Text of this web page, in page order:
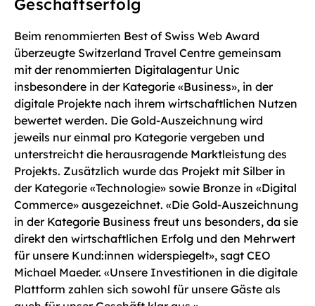
Geschäftserfolg
Beim renommierten Best of Swiss Web Award
überzeugte Switzerland Travel Centre gemeinsam
mit der renommierten Digitalagentur Unic
insbesondere in der Kategorie «Business», in der
digitale Projekte nach ihrem wirtschaftlichen Nutzen
bewertet werden. Die Gold-Auszeichnung wird
jeweils nur einmal pro Kategorie vergeben und
unterstreicht die herausragende Marktleistung des
Projekts. Zusätzlich wurde das Projekt mit Silber in
der Kategorie «Technologie» sowie Bronze in «Digital
Commerce» ausgezeichnet. «Die Gold-Auszeichnung
in der Kategorie Business freut uns besonders, da sie
direkt den wirtschaftlichen Erfolg und den Mehrwert
für unsere Kund:innen widerspiegelt», sagt CEO
Michael Maeder. «Unsere Investitionen in die digitale
Plattform zahlen sich sowohl für unsere Gäste als